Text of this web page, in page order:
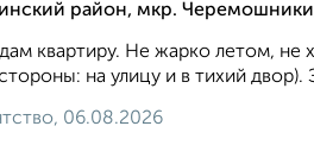
район, мкр.
квартиру. Не жарко летом, не
на улицу и в тихий
06.08.2026